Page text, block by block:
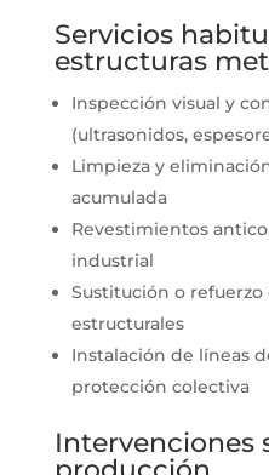
Servicios
estructuras
Inspección visual y
(ultrasonidos,
Limpieza y
acumulada
Revestimientos
industrial
Sustitución o
estructurales
Instalación de líneas
protección colectiva
Intervenciones